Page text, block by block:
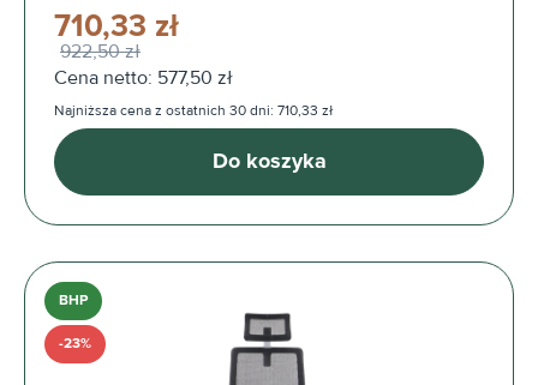
710,33 zł
922,50 zł
Cena netto: 577,50 zł
Najniższa cena z ostatnich 30 dni: 710,33 zł
Do koszyka
BHP
-23%